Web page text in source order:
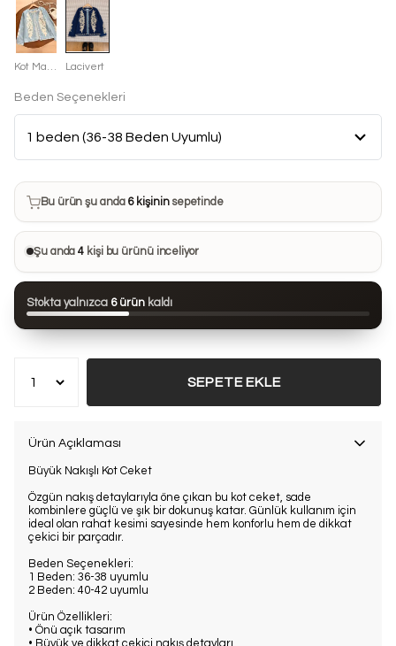
Lacivert
Beden Seçenekleri
Bu ürün son 7 günde20 kezsatın alındı
Bu ürün şu anda 6 kişininsepetinde
Bu ürünü 33 kişi favorilerine ekledi
Bu ürün son 24 saatte91 kezgörüntülendi
Şu anda4 kişi bu ürünü inceliyor
Stokta yalnızca 6 ürün kaldı
SEPETE EKLE
Ürün Açıklaması
Büyük Nakışlı Kot Ceket
Özgün nakış detaylarıyla öne çıkan bu kot ceket, sade
kombinlere güçlü ve şık bir dokunuş katar. Günlük kullanım için
ideal olan rahat kesimi sayesinde hem konforlu hem de dikkat
çekici bir parçadır.
Beden Seçenekleri:
1 Beden: 36-38 uyumlu
2 Beden: 40-42 uyumlu
Ürün Özellikleri:
• Önü açık tasarım
• Büyük ve dikkat çekici nakış detayları